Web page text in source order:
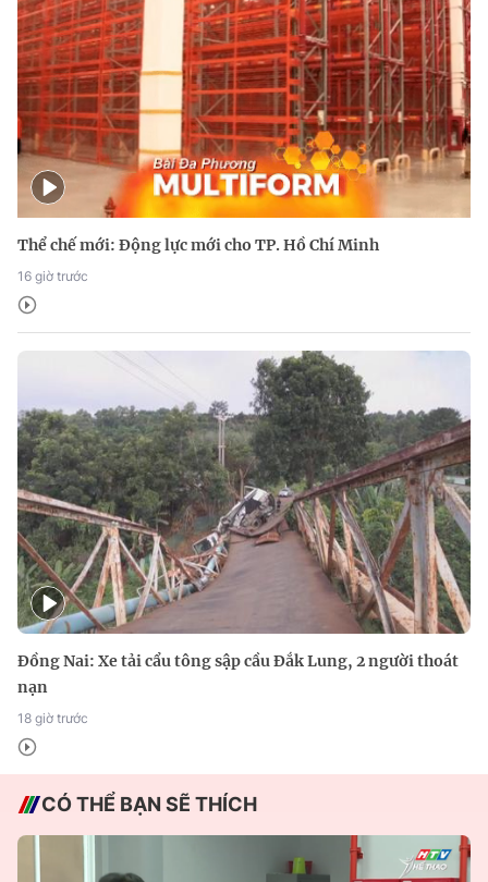
Thể chế mới: Động lực mới cho TP. Hồ Chí Minh
16 giờ trước
Đồng Nai: Xe tải cẩu tông sập cầu Đắk Lung, 2 người thoát
nạn
18 giờ trước
CÓ THỂ BẠN SẼ THÍCH